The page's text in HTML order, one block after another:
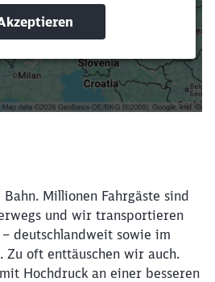
eingeben
Filter setzen
Millionen Fahrgäste sind
und wir transportieren
deutschlandweit sowie im
Zu oft enttäuschen wir auch.
Hochdruck an einer besseren